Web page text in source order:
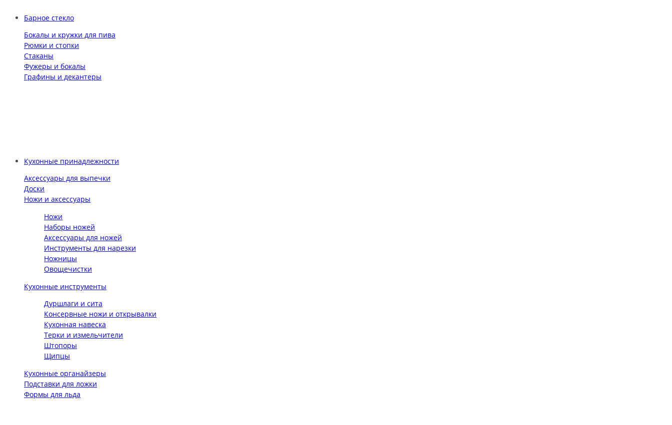
Барное стекло
Бокалы и кружки для пива
Рюмки и стопки
Стаканы
Фужеры и бокалы
Графины и декантеры
Кухонные принадлежности
Аксессуары для выпечки
Доски
Ножи и аксессуары
Ножи
Наборы ножей
Аксессуары для ножей
Инструменты для нарезки
Ножницы
Овощечистки
Кухонные инструменты
Дуршлаги и сита
Консервные ножи и открывалки
Кухонная навеска
Терки и измельчители
Штопоры
Щипцы
Кухонные органайзеры
Подставки для ложки
Формы для льда